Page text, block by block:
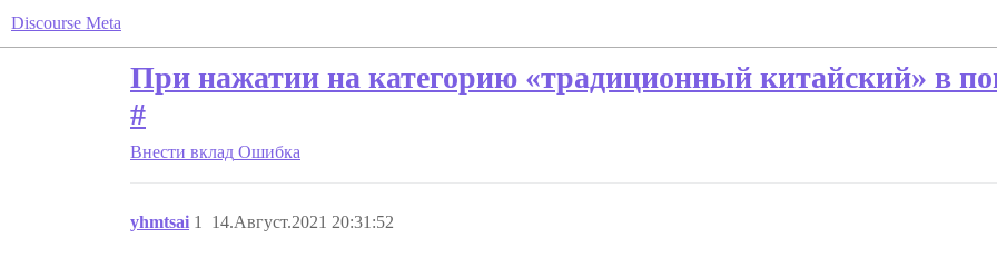
Discourse Meta
При нажатии на категорию «традиционный китайский» в
#
Внести вклад Ошибка
yhmtsai 14.Август.2021 20:31:52
1